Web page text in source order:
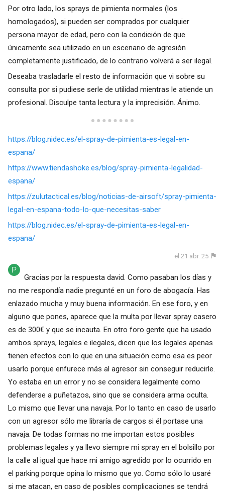
Por otro lado, los sprays de pimienta normales (los
homologados), si pueden ser comprados por cualquier
persona mayor de edad, pero con la condición de que
únicamente sea utilizado en un escenario de agresión
completamente justificado, de lo contrario volverá a ser ilegal.
Deseaba trasladarle el resto de información que vi sobre su
consulta por si pudiese serle de utilidad mientras le atiende un
profesional. Disculpe tanta lectura y la imprecisión. Ánimo.
https://blog.nidec.es/el-spray-de-pimienta-es-legal-en-
espana/
https://www.tiendashoke.es/blog/spray-pimienta-legalidad-
espana/
https://zulutactical.es/blog/noticias-de-airsoft/spray-pimienta-
legal-en-espana-todo-lo-que-necesitas-saber
https://blog.nidec.es/el-spray-de-pimienta-es-legal-en-
espana/
el 21 abr. 25
Gracias por la respuesta david. Como pasaban los días y
no me respondía nadie pregunté en un foro de abogacía. Has
enlazado mucha y muy buena información. En ese foro, y en
alguno que pones, aparece que la multa por llevar spray casero
es de 300€ y que se incauta. En otro foro gente que ha usado
ambos sprays, legales e ilegales, dicen que los legales apenas
tienen efectos con lo que en una situación como esa es peor
usarlo porque enfurece más al agresor sin conseguir reducirle.
Yo estaba en un error y no se considera legalmente como
defenderse a puñetazos, sino que se considera arma oculta.
Lo mismo que llevar una navaja. Por lo tanto en caso de usarlo
con un agresor sólo me libraría de cargos si él portase una
navaja. De todas formas no me importan estos posibles
problemas legales y ya llevo siempre mi spray en el bolsillo por
la calle al igual que hace mi amigo agredido por lo ocurrido en
el parking porque opina lo mismo que yo. Como sólo lo usaré
si me atacan, en caso de posibles complicaciones se tendrá